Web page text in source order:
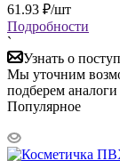
61.93 ₽/шт
Подробности
`
Узнать о
Мы уточним
подберем аналоги
Популярное